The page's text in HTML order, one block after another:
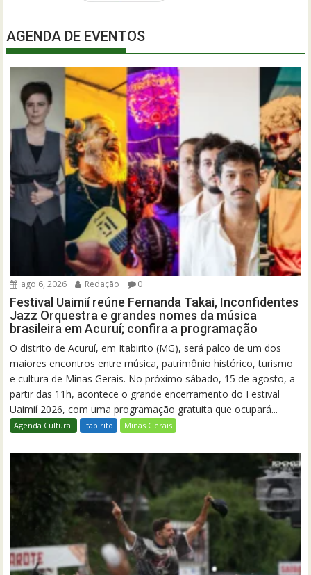
AGENDA DE EVENTOS
ago 6, 2026 Redação 0
Festival Uaimií reúne Fernanda Takai, Inconfidentes
Jazz Orquestra e grandes nomes da música
brasileira em Acuruí; confira a programação
O distrito de Acuruí, em Itabirito (MG), será palco de um dos
maiores encontros entre música, patrimônio histórico, turismo
e cultura de Minas Gerais. No próximo sábado, 15 de agosto, a
partir das 11h, acontece o grande encerramento do Festival
Uaimií 2026, com uma programação gratuita que ocupará...
Agenda Cultural Itabirito Minas Gerais